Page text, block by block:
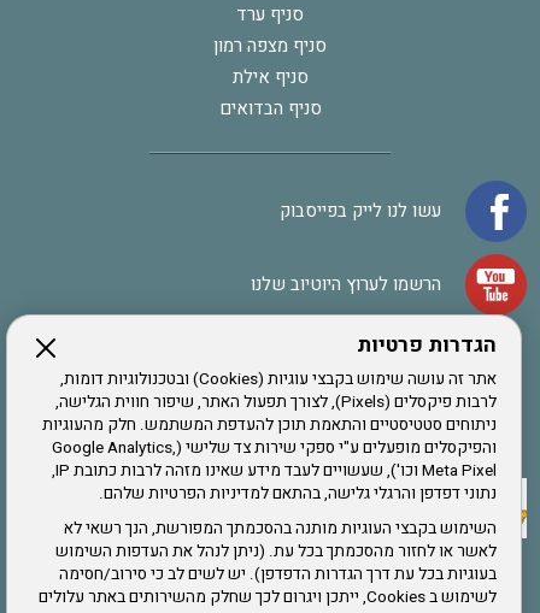
הגדרות פרטיות
אתר זה עושה שימוש בקבצי עוגיות (Cookies) ובטכנולוגיות דומות,
לרבות פיקסלים (Pixels), לצורך תפעול האתר, שיפור חווית הגלישה,
ניתוחים סטטיסטיים והתאמת תוכן להעדפת המשתמש. חלק מהעוגיות
והפיקסלים מופעלים ע"י ספקי שירות צד שלישי (Google Analytics,
Meta Pixel וכו'), שעשויים לעבד מידע שאינו מזהה לרבות כתובת IP,
נתוני דפדפן והרגלי גלישה, בהתאם למדיניות הפרטיות שלהם.
השימוש בקבצי העוגיות מותנה בהסכמתך המפורשת, הנך רשאי לא
לאשר או לחזור מהסכמתך בכל עת. (ניתן לנהל את העדפות השימוש
בעוגיות בכל עת דרך הגדרות הדפדפן). יש לשים לב כי סירוב/חסימה
לשימוש ב Cookies, ייתכן ויגרום לכך שחלק מהשירותים באתר עלולים
סניף ערד
סניף מצפה רמון
סניף אילת
סניף הבדואים
עשו לנו לייק בפייסבוק
הרשמו לערוץ היוטיוב שלנו
אתר צה"ל
תקנון האתר